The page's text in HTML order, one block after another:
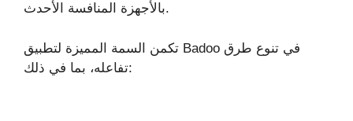
بالأجهزة المنافسة الأحدث.
تكمن السمة المميزة لتطبيق Badoo في تنوع طرق
تفاعله، بما في ذلك: